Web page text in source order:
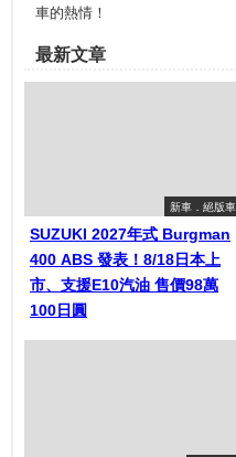
車的熱情！
最新文章
新車．絕版車
SUZUKI 2027年式 Burgman
400 ABS 發表！8/18日本上
市、支援E10汽油 售價98萬
100日圓